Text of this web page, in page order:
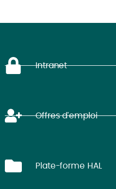
Intranet
Offres d'emploi
Plate-forme HAL